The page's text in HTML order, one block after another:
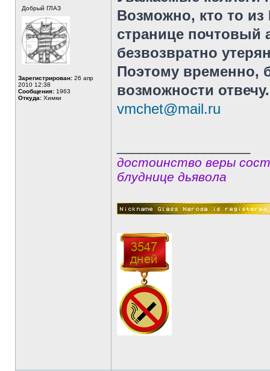
Добрый ГЛАЗ
Зарегистрирован: 26 апр
2010 12:38
Сообщения: 1963
Откуда: Химки
Возможно, кто то из
странице почтовый
безвозвратно
Поэтому временно,
возможности отвечу.
vmchet@mail.ru
достоинство веры
блуднице дьявола